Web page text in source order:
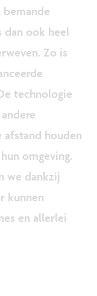
dan ook heel
Zo is
technologie
houden
omgeving.
we dankzij
kunnen
en allerlei